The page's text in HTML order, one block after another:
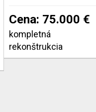
Slovenských
prípadnú výmenu
v jednej z
Blanca, je veľmi
Cena: 75.000 €
kompletná
rekonštrukcia